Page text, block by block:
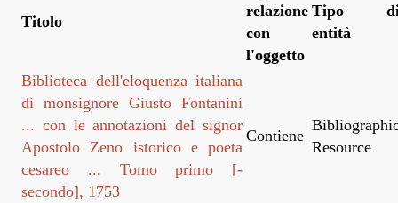
Titolo
relazione
con
l'oggetto
Tipo
entità
Biblioteca dell'eloquenza italiana
di monsignore Giusto Fontanini
... con le annotazioni del signor
Apostolo Zeno istorico e poeta
cesareo ... Tomo primo [-
secondo], 1753
Contiene
Resource